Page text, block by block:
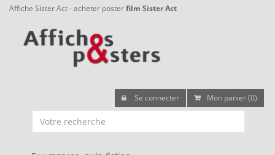
Affiche Sister Act - acheter posterfilm Sister Act
Se connecter Mon panier (0)